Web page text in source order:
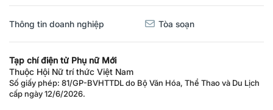
Thông tin doanh nghiệp Tòa soạn
Tạp chí điện tử Phụ nữ Mới
Thuộc Hội Nữ trí thức Việt Nam
Số giấy phép: 81/GP-BVHTTDL do Bộ Văn Hóa, Thể Thao và Du Lịch
cấp ngày 12/6/2026.